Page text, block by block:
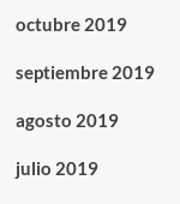
octubre 2019
septiembre 2019
agosto 2019
julio 2019